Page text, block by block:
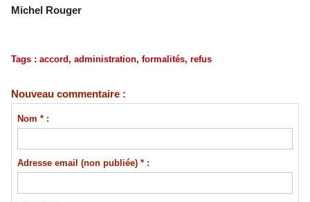
Michel Rouger
Tags : accord, administration, formalités, refus
Nouveau commentaire :
Nom * :
Adresse email (non publiée) * :